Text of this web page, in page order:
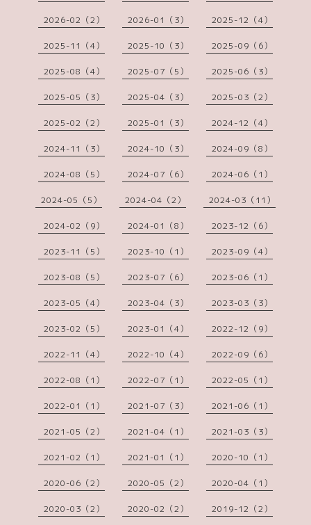
2026-02（2） 2026-01（3） 2025-12（4）
2025-11（4） 2025-10（3） 2025-09（6）
2025-08（4） 2025-07（5） 2025-06（3）
2025-05（3） 2025-04（3） 2025-03（2）
2025-02（2） 2025-01（3） 2024-12（4）
2024-11（3） 2024-10（3） 2024-09（8）
2024-08（5） 2024-07（6） 2024-06（1）
2024-05（5） 2024-04（2） 2024-03（11）
2024-02（9） 2024-01（8） 2023-12（6）
2023-11（5） 2023-10（1） 2023-09（4）
2023-08（5） 2023-07（6） 2023-06（1）
2023-05（4） 2023-04（3） 2023-03（3）
2023-02（5） 2023-01（4） 2022-12（9）
2022-11（4） 2022-10（4） 2022-09（6）
2022-08（1） 2022-07（1） 2022-05（1）
2022-01（1） 2021-07（3） 2021-06（1）
2021-05（2） 2021-04（1） 2021-03（3）
2021-02（1） 2021-01（1） 2020-10（1）
2020-06（2） 2020-05（2） 2020-04（1）
2020-03（2） 2020-02（2） 2019-12（2）